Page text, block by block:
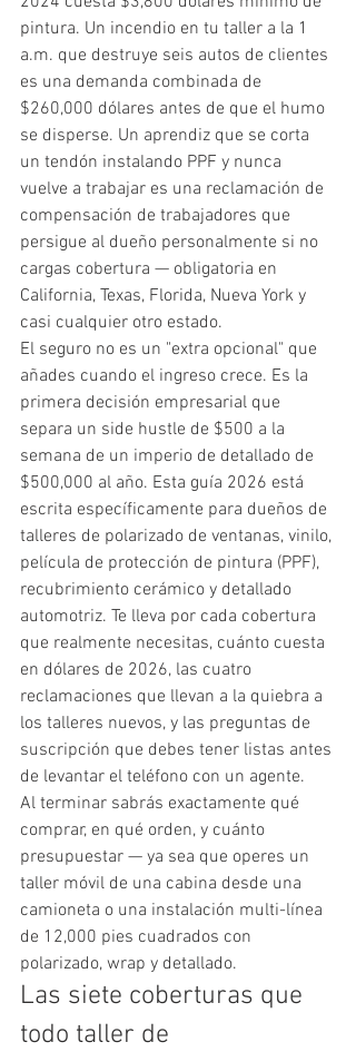
pintura. Un incendio en tu taller a la 1
a.m. que destruye seis autos de clientes
es una demanda combinada de
$260,000 dólares antes de que el humo
se disperse. Un aprendiz que se corta
un tendón instalando PPF y nunca
vuelve a trabajar es una reclamación de
compensación de trabajadores que
persigue al dueño personalmente si no
cargas cobertura — obligatoria en
California, Texas, Florida, Nueva York y
casi cualquier otro estado.
El seguro no es un "extra opcional" que
añades cuando el ingreso crece. Es la
primera decisión empresarial que
separa un side hustle de $500 a la
semana de un imperio de detallado de
$500,000 al año. Esta guía 2026 está
escrita específicamente para dueños de
talleres de polarizado de ventanas, vinilo,
película de protección de pintura (PPF),
recubrimiento cerámico y detallado
automotriz. Te lleva por cada cobertura
que realmente necesitas, cuánto cuesta
en dólares de 2026, las cuatro
reclamaciones que llevan a la quiebra a
los talleres nuevos, y las preguntas de
suscripción que debes tener listas antes
de levantar el teléfono con un agente.
Al terminar sabrás exactamente qué
comprar, en qué orden, y cuánto
presupuestar — ya sea que operes un
taller móvil de una cabina desde una
camioneta o una instalación multi-línea
de 12,000 pies cuadrados con
polarizado, wrap y detallado.
Las siete coberturas que
todo taller de